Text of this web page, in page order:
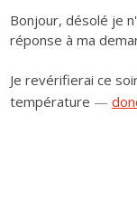
Bonjour, désolé je
réponse à ma
Je revérifierai ce
température —